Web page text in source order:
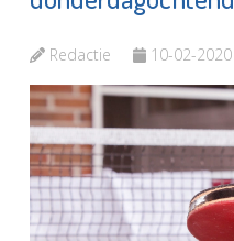
Redactie 10-02-2020